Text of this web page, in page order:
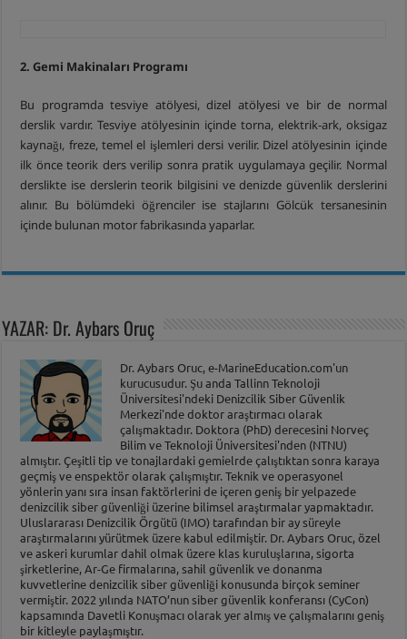
2. Gemi Makinaları Programı
Bu programda tesviye atölyesi, dizel atölyesi ve bir de normal
derslik vardır. Tesviye atölyesinin içinde torna, elektrik-ark, oksigaz
kaynağı, freze, temel el işlemleri dersi verilir. Dizel atölyesinin içinde
ilk önce teorik ders verilip sonra pratik uygulamaya geçilir. Normal
derslikte ise derslerin teorik bilgisini ve denizde güvenlik derslerini
alınır. Bu bölümdeki öğrenciler ise stajlarını Gölcük tersanesinin
içinde bulunan motor fabrikasında yaparlar.
YAZAR: Dr. Aybars Oruç
Dr. Aybars Oruc, e-MarineEducation.com'un
kurucusudur. Şu anda Tallinn Teknoloji
Üniversitesi'ndeki Denizcilik Siber Güvenlik
Merkezi'nde doktor araştırmacı olarak
çalışmaktadır. Doktora (PhD) derecesini Norveç
Bilim ve Teknoloji Üniversitesi'nden (NTNU)
almıştır. Çeşitli tip ve tonajlardaki gemielrde çalıştıktan sonra karaya
geçmiş ve enspektör olarak çalışmıştır. Teknik ve operasyonel
yönlerin yanı sıra insan faktörlerini de içeren geniş bir yelpazede
denizcilik siber güvenliği üzerine bilimsel araştırmalar yapmaktadır.
Uluslararası Denizcilik Örgütü (IMO) tarafından bir ay süreyle
araştırmalarını yürütmek üzere kabul edilmiştir. Dr. Aybars Oruc, özel
ve askeri kurumlar dahil olmak üzere klas kuruluşlarına, sigorta
şirketlerine, Ar-Ge firmalarına, sahil güvenlik ve donanma
kuvvetlerine denizcilik siber güvenliği konusunda birçok seminer
vermiştir. 2022 yılında NATO’nun siber güvenlik konferansı (CyCon)
kapsamında Davetli Konuşmacı olarak yer almış ve çalışmalarını geniş
bir kitleyle paylaşmıştır.